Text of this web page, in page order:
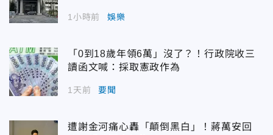
1小時前 娛樂
「0到18歲年領6萬」沒了？！行政院收三
讀函文喊：採取憲政作為
1天前 要聞
遭謝金河痛心轟「顛倒黑白」！蔣萬安回